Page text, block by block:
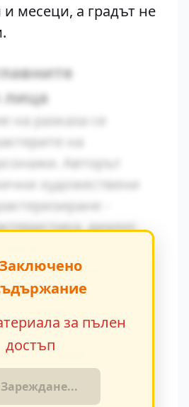
месеци, а градът не
на разказа се
на
Авторът
художествени
-
диалог,
монолог.
традиционните
идеи се
създава
произведението
Заключено
за пълен
достъп
Зареждане...